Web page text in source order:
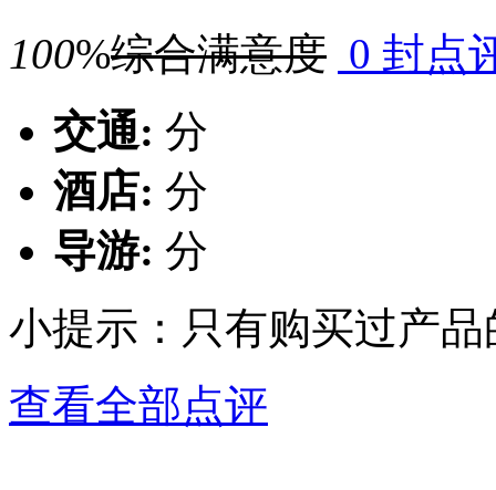
100%综合满意度 0 封点
交通: 分
酒店: 分
导游: 分
小提示：只有购买过产
查看全部点评